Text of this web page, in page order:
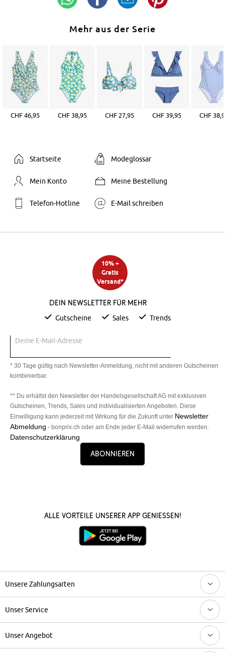
Mehr aus der Serie
CHF 46,95 CHF 38,95 CHF 27,95 CHF 39,95 CHF
Startseite Modeglossar
Mein Konto Meine Bestellung
Telefon-Hotline E-Mail schreiben
10% +
Gratis
Versand*
Dein Newsletter für mehr
Gutscheine Sales Trends
Deine E-Mail-Adresse
* 30 Tage gültig nach Newsletter-Anmeldung, nicht mit anderen Gutscheinen
kombinierbar.
** Du erhältst den Newsletter der Handelsgesellschaft AG mit exklusiven
Gutscheinen, Trends, Sales und individualisierten Angeboten. Diese
Einwilligung kann jederzeit mit Wirkung für die Zukunft unter Newsletter
Abmeldung - bonprix.ch oder am Ende jeder E-Mail widerrufen werden.
Datenschutzerklärung
Abonnieren
Alle Vorteile unserer App genießen!
Unsere Zahlungsarten
Unser Service
Unser Angebot